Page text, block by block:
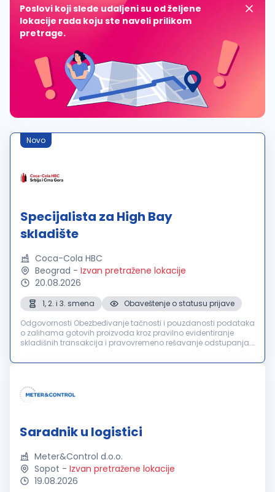
Poslovi koji slede udaljeni su od željene
lokacije rada koju ste naveli prilikom
pretrage.
Novo
Specijalista za High Bay
skladište
Coca-Cola HBC
Beograd - Izvan pretražene lokacije
20.08.2026
1, 2. i 3. smena
Obaveštenje o statusu prijave
Odgovornosti Obezbeđivanje tačnosti i pouzdanosti podataka
o zalihama gotovih proizvoda kroz pravilno evidentiranje
skladišnih transakcija i pravovremeno rešavanje odstupanja.
smene putem saps...
Saradnik u logistici
Meter&Control d.o.o.
Sopot - Izvan pretražene lokacije
19.08.2026